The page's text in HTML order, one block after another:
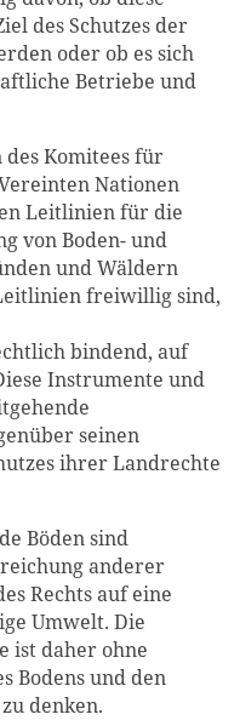
des Schutzes der
oder ob es sich
Betriebe und
Komitees für
Nationen
Leitlinien für die
von Boden- und
und Wäldern
freiwillig sind,
bindend, auf
Instrumente und
seinen
ihrer Landrechte
Böden sind
anderer
Rechts auf eine
Umwelt. Die
ist daher ohne
Bodens und den
denken.